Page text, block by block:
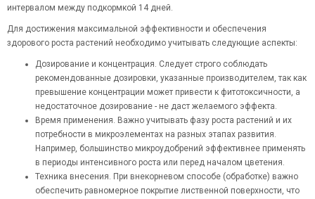
интервалом между подкормкой 14 дней.
Для достижения максимальной эффективности и обеспечения
здорового роста растений необходимо учитывать следующие аспекты:
Дозирование и концентрация. Следует строго соблюдать
рекомендованные дозировки, указанные производителем, так как
превышение концентрации может привести к фитотоксичности, а
недостаточное дозирование - не даст желаемого эффекта.
Время применения. Важно учитывать фазу роста растений и их
потребности в микроэлементах на разных этапах развития.
Например, большинство микроудобрений эффективнее применять
в периоды интенсивного роста или перед началом цветения.
Техника внесения. При внекорневом способе (обработке) важно
обеспечить равномерное покрытие лиственной поверхности, что